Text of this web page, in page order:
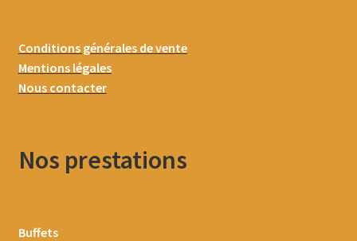
Conditions générales de vente
Mentions légales
Nous contacter
Nos prestations
Buffets